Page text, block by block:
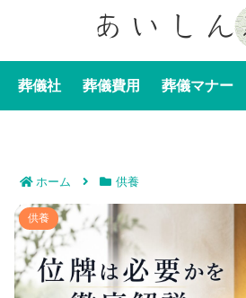
葬儀社 葬儀費用 葬儀マナー
ホーム 供養
位牌は必要かを徹底解説｜現代の
供養